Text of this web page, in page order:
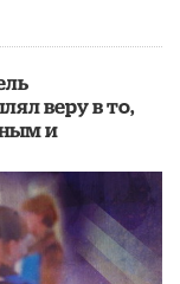
веру в то,
и